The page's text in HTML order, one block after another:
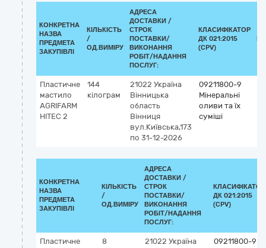
КОНКРЕТНА
НАЗВА
ПРЕДМЕТА
ЗАКУПІВЛІ
КІЛЬКІСТЬ
/
ОД.ВИМІРУ
АДРЕСА
ДОСТАВКИ /
СТРОК
ПОСТАВКИ/
ВИКОНАННЯ
РОБІТ/НАДАННЯ
ПОСЛУГ:
КЛАСИФІКАТОР
ДК 021:2015
(CPV)
Пластичне
мастило
AGRIFARM
HІTEC 2
144
кілограм
21022 Україна
Вінницька
область
Вінниця
вул.Київська,173
по 31-12-2026
09211800-9
Мінеральні
оливи та їх
суміші
КОНКРЕТНА
НАЗВА
ПРЕДМЕТА
ЗАКУПІВЛІ
КІЛЬКІСТЬ
/
ОД.ВИМІРУ
АДРЕСА
ДОСТАВКИ /
СТРОК
ПОСТАВКИ/
ВИКОНАННЯ
РОБІТ/НАДАННЯ
ПОСЛУГ:
КЛАСИФІКАТОР
ДК 021:2015
(CPV)
Пластичне
8
21022 Україна
09211800-9